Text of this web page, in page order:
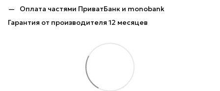
Оплата частями ПриватБанк и monobank
Гарантия от производителя 12 месяцев